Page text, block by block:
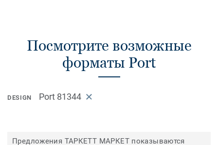
Посмотрите возможные
форматы Port
DESIGN Port 81344
Предложения ТАРКЕТТ МАРКЕТ показываются